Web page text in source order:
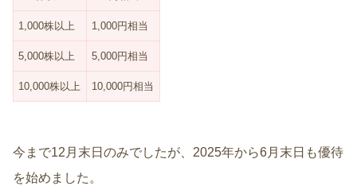
1,000株以上 1,000円相当
5,000株以上 5,000円相当
10,000株以上 10,000円相当
今まで12月末日のみでしたが、2025年から6月末日も優待
を始めました。